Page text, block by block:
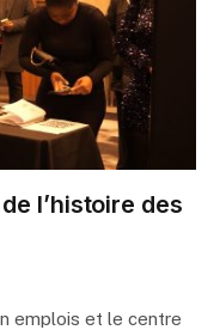
l’histoire des
emplois et le centre